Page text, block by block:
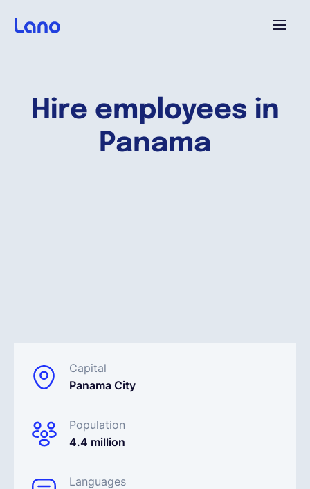
Hire employees in
Panama
Capital
Panama City
Population
4.4 million
Languages
Pourquoi Lano?
Demander une démo
Contractor Management